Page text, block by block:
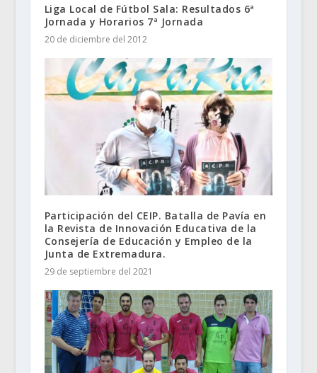
Liga Local de Fútbol Sala: Resultados 6ª
Jornada y Horarios 7ª Jornada
20 de diciembre del 2012
Participación del CEIP. Batalla de Pavía en
la Revista de Innovación Educativa de la
Consejería de Educación y Empleo de la
Junta de Extremadura.
29 de septiembre del 2021